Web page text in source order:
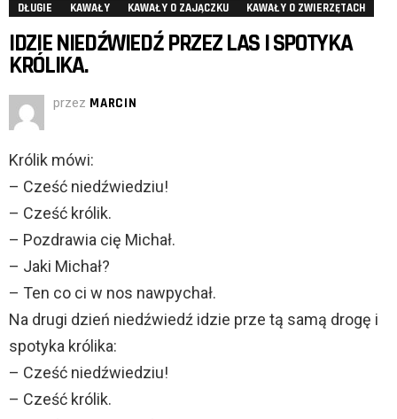
DŁUGIE KAWAŁY KAWAŁY O ZAJĄCZKU KAWAŁY O ZWIERZĘTACH
IDZIE NIEDŹWIEDŹ PRZEZ LAS I SPOTYKA
KRÓLIKA.
przez MARCIN
Królik mówi:
– Cześć niedźwiedziu!
– Cześć królik.
– Pozdrawia cię Michał.
– Jaki Michał?
– Ten co ci w nos nawpychał.
Na drugi dzień niedźwiedź idzie prze tą samą drogę i
spotyka królika:
– Cześć niedźwiedziu!
– Cześć królik.